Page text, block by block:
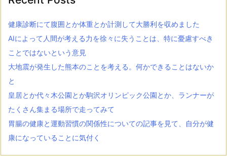
健康診断にて腹囲とか体重とか計測して大勝利を収めました
AIによって人間が考える力を徐々に失うことは、特に憂慮すべき
ことではないという意見
大地震が発生した熊本のことを考える。何かできることはないか
と
皇居とか代々木公園とか駒沢オリンピック公園とか、ランナーが
たくさん集まる場所で走ってみて
胃腸の健康と運動習慣の関係性についての記事を見て、自分が健
康になっていることに気付く